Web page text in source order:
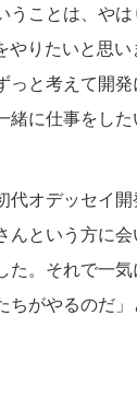
うことは、やは
やりたいと思
っと考えて開
緒に仕事をし
代オデッセイ
んという方に
た。それで一
ちがやるのだ」